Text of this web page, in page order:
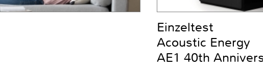
Einzeltest
Acoustic Energy
AE1 40th